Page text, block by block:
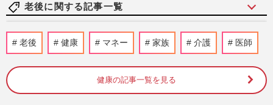
老後に関する記事一覧
【訃報】板東英二さん『世界ふしぎ発
見！』の最終回にもVTR登場のみ、行方不
週刊女性PRIME 2026/7/28
老後 健康 マネー 家族 介護 医師
健康の記事一覧を見る